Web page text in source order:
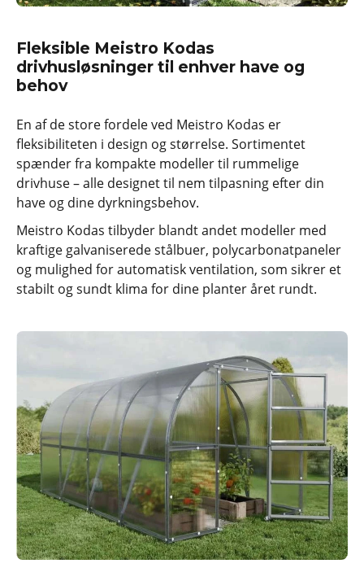
Fleksible Meistro Kodas
drivhusløsninger til enhver have og
behov
En af de store fordele ved Meistro Kodas er
fleksibiliteten i design og størrelse. Sortimentet
spænder fra kompakte modeller til rummelige
drivhuse – alle designet til nem tilpasning efter din
have og dine dyrkningsbehov.
Meistro Kodas tilbyder blandt andet modeller med
kraftige galvaniserede stålbuer, polycarbonatpaneler
og mulighed for automatisk ventilation, som sikrer et
stabilt og sundt klima for dine planter året rundt.